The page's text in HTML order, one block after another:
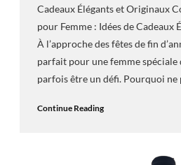
Cadeaux Élégants et Originaux
pour Femme : Idées de Cadeaux
À l’approche des fêtes de fin
parfait pour une femme spéciale
parfois être un défi. Pourquoi
Continue Reading